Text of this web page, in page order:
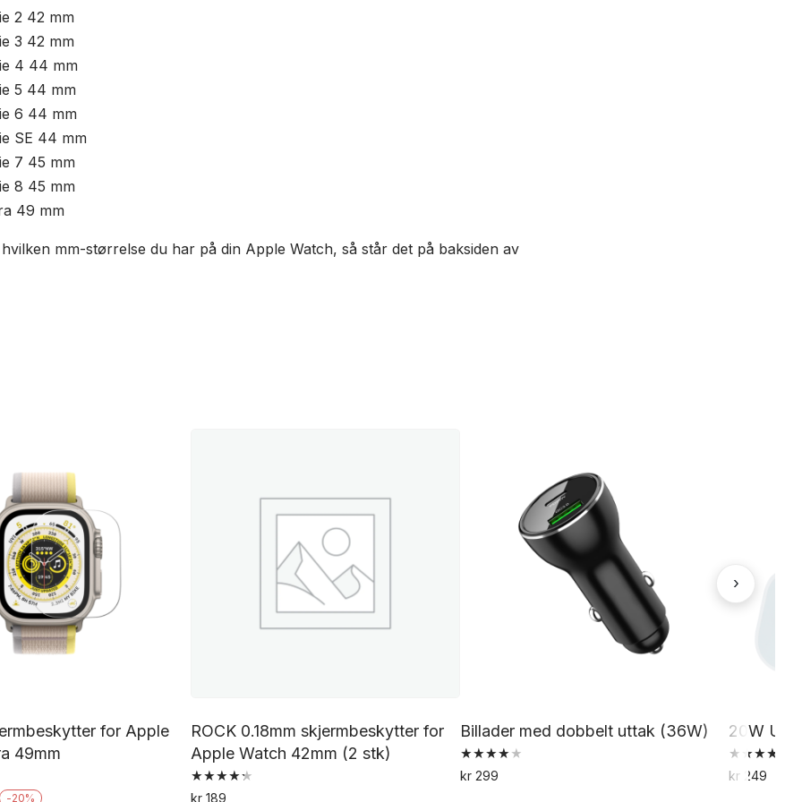
2 42 mm
3 42 mm
4 44 mm
5 44 mm
6 44 mm
SE 44 mm
7 45 mm
8 45 mm
49 mm
mm-størrelse du har på din Apple Watch, så står det på baksiden av
for Apple
49mm
-20%
ROCK 0.18mm skjermbeskytter for
Apple Watch 42mm (2 stk)
Vurdert
kr 189
Billader med dobbelt uttak (36W)
Vurdert
4.00
kr299
20W
Vurdert
5.00
kr 249
›